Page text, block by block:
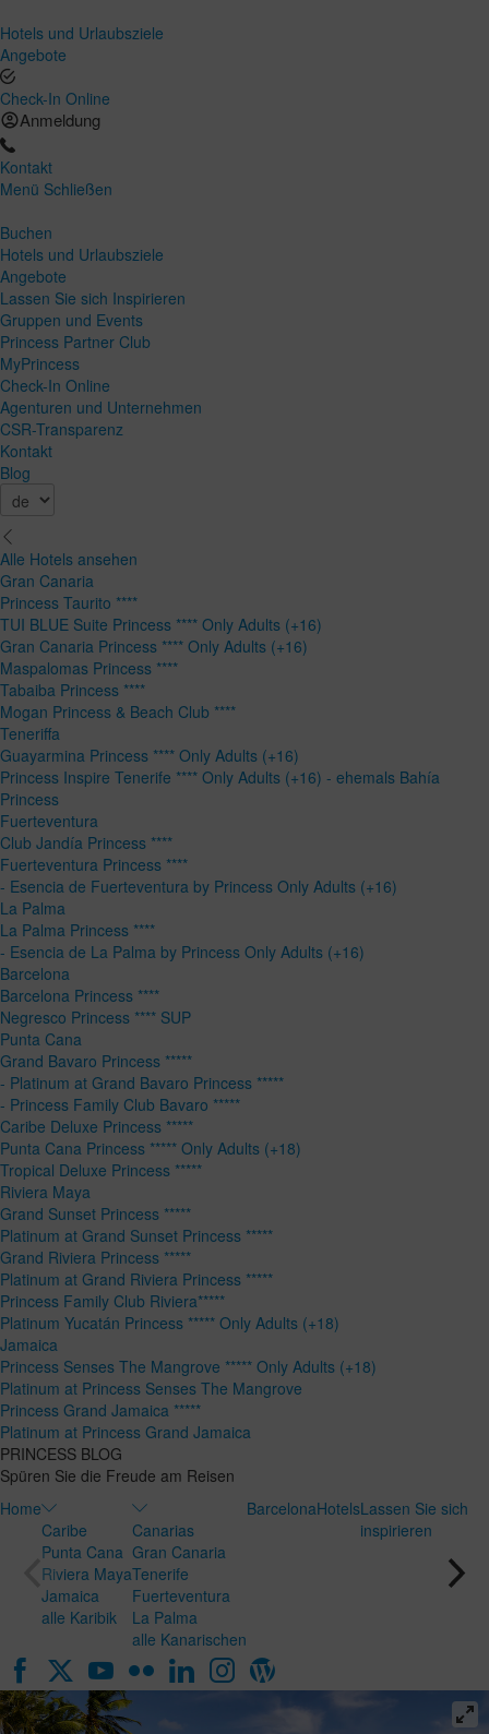
Hotels und Urlaubsziele
Angebote
Check-In Online
Anmeldung
Kontakt
Menü Schließen
Buchen
Hotels und Urlaubsziele
Angebote
Lassen Sie sich Inspirieren
Gruppen und Events
Princess Partner Club
MyPrincess
Check-In Online
Agenturen und Unternehmen
CSR-Transparenz
Kontakt
Blog
Alle Hotels ansehen
Gran Canaria
Princess Taurito ****
TUI BLUE Suite Princess **** Only Adults (+16)
Gran Canaria Princess **** Only Adults (+16)
Maspalomas Princess ****
Tabaiba Princess ****
Mogan Princess & Beach Club ****
Teneriffa
Guayarmina Princess **** Only Adults (+16)
Princess Inspire Tenerife **** Only Adults (+16) - ehemals Bahía
Princess
Fuerteventura
Club Jandía Princess ****
Fuerteventura Princess ****
- Esencia de Fuerteventura by Princess Only Adults (+16)
La Palma
La Palma Princess ****
- Esencia de La Palma by Princess Only Adults (+16)
Barcelona
Barcelona Princess ****
Negresco Princess **** SUP
Punta Cana
Grand Bavaro Princess *****
- Platinum at Grand Bavaro Princess *****
- Princess Family Club Bavaro *****
Caribe Deluxe Princess *****
Punta Cana Princess ***** Only Adults (+18)
Tropical Deluxe Princess *****
Riviera Maya
Grand Sunset Princess *****
Platinum at Grand Sunset Princess *****
Grand Riviera Princess *****
Platinum at Grand Riviera Princess *****
Princess Family Club Riviera*****
Platinum Yucatán Princess ***** Only Adults (+18)
Jamaica
Princess Senses The Mangrove ***** Only Adults (+18)
Platinum at Princess Senses The Mangrove
Princess Grand Jamaica *****
Platinum at Princess Grand Jamaica
PRINCESS BLOG
Spüren Sie die Freude am Reisen
Home
Caribe
Punta Cana
Riviera Maya
Jamaica
alle Karibik
Canarias
Gran Canaria
Tenerife
Fuerteventura
La Palma
alle Kanarischen
BarcelonaHotelsLassen Sie sich
inspirieren